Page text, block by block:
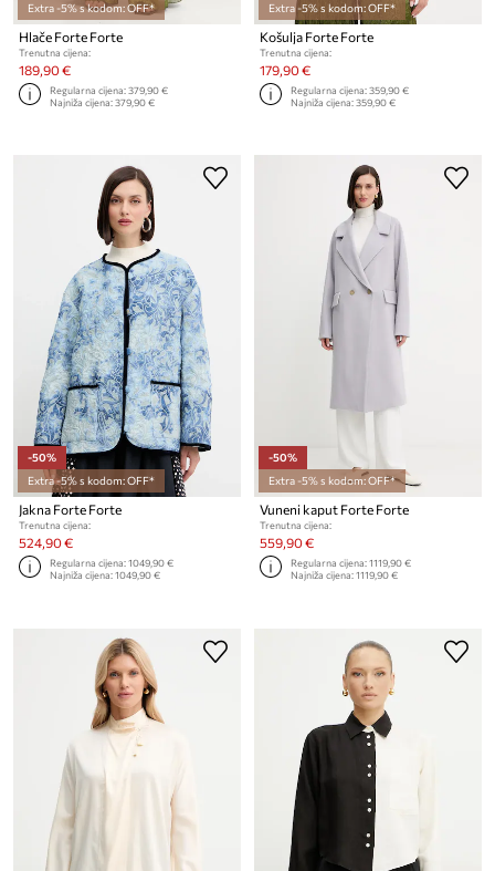
Extra -5% s kodom: OFF*
Hlače Forte Forte
Trenutna cijena:
189,90 €
Regularna cijena:379,90 €
Najniža cijena:379,90 €
Extra -5% s kodom: OFF*
Košulja Forte Forte
Trenutna cijena:
179,90 €
Regularna cijena:359,90 €
Najniža cijena:359,90 €
-50%
Extra -5% s kodom: OFF*
Jakna Forte Forte
Trenutna cijena:
524,90 €
Regularna cijena:1049,90 €
Najniža cijena:1049,90 €
-50%
Extra -5% s kodom: OFF*
Vuneni kaput Forte Forte
Trenutna cijena:
559,90 €
Regularna cijena:1119,90 €
Najniža cijena:1119,90 €